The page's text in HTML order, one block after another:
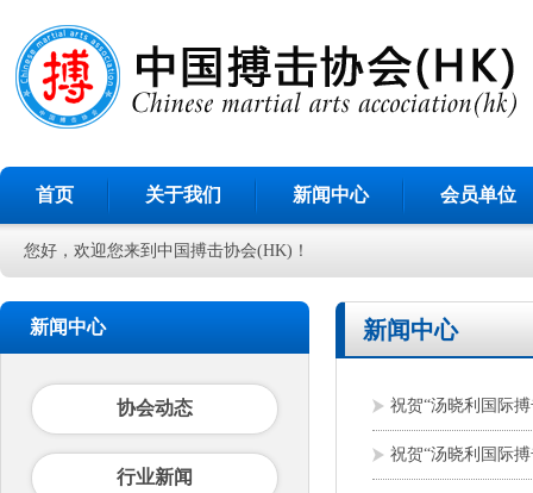
首页 关于我们 新闻中心 会员单位
您好，欢迎您来到中国搏击协会(HK)！
新闻中心
协会动态
行业新闻
新闻中心
祝贺“汤晓利国际
祝贺“汤晓利国际